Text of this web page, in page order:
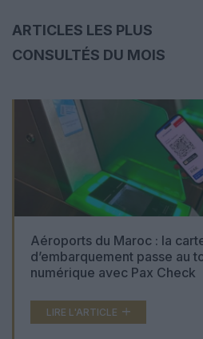
ARTICLES LES PLUS
CONSULTÉS DU MOIS
Aéroports du Maroc : la
d’embarquement passe au
numérique avec Pax Check
LIRE L'ARTICLE